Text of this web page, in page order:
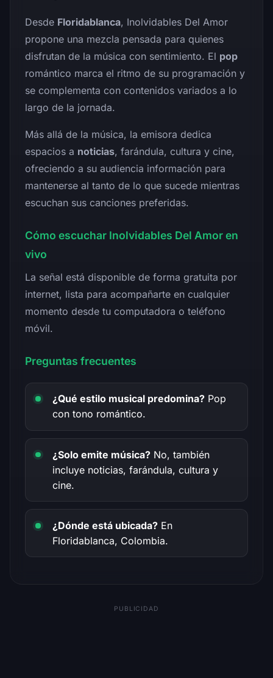
Desde Floridablanca, Inolvidables Del Amor
propone una mezcla pensada para quienes
disfrutan de la música con sentimiento. El pop
romántico marca el ritmo de su programación y
se complementa con contenidos variados a lo
largo de la jornada.
Más allá de la música, la emisora dedica
espacios a noticias, farándula, cultura y cine,
ofreciendo a su audiencia información para
mantenerse al tanto de lo que sucede mientras
escuchan sus canciones preferidas.
Cómo escuchar Inolvidables Del Amor en
vivo
La señal está disponible de forma gratuita por
internet, lista para acompañarte en cualquier
momento desde tu computadora o teléfono
móvil.
Preguntas frecuentes
¿Qué estilo musical predomina? Pop
con tono romántico.
¿Solo emite música? No, también
incluye noticias, farándula, cultura y
cine.
¿Dónde está ubicada? En
Floridablanca, Colombia.
PUBLICIDAD